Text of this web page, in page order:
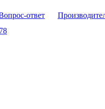
ответ